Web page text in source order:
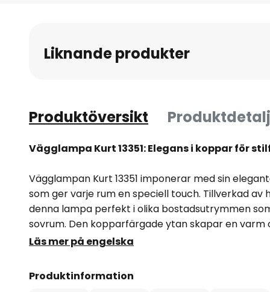
bildgalleriet
Liknande produkter
Produktöversikt
Vägglampa Kurt 13351: Elegans i koppar för
Vägglampan Kurt 13351 imponerar med sin
som ger varje rum en speciell touch. Tillverkad
denna lampa perfekt i olika bostadsutrymmen
sovrum. Den kopparfärgade ytan skapar en
förmedlar både mysighet och stil.
En annan utmärkande egenskap hos vägglampan
Läs mer på engelska
Produktinformation